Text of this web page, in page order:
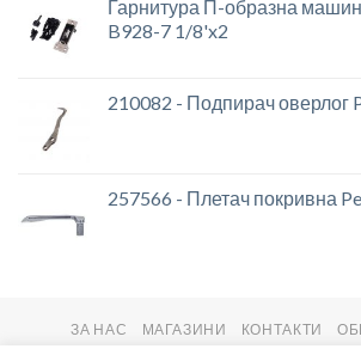
Гарнитура П-образна
B928-7 1/8'x2
210082 - Подпирач оверлог
257566 - Плетач покривна
ЗА НАС МАГАЗИНИ КОНТАКТИ